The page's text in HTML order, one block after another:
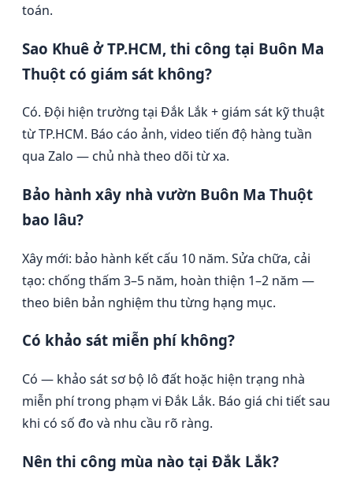
toán.
Sao Khuê ở TP.HCM, thi công tại Buôn Ma
Thuột có giám sát không?
Có. Đội hiện trường tại Đắk Lắk + giám sát kỹ thuật
từ TP.HCM. Báo cáo ảnh, video tiến độ hàng tuần
qua Zalo — chủ nhà theo dõi từ xa.
Bảo hành xây nhà vườn Buôn Ma Thuột
bao lâu?
Xây mới: bảo hành kết cấu 10 năm. Sửa chữa, cải
tạo: chống thấm 3–5 năm, hoàn thiện 1–2 năm —
theo biên bản nghiệm thu từng hạng mục.
Có khảo sát miễn phí không?
Có — khảo sát sơ bộ lô đất hoặc hiện trạng nhà
miễn phí trong phạm vi Đắk Lắk. Báo giá chi tiết sau
khi có số đo và nhu cầu rõ ràng.
Nên thi công mùa nào tại Đắk Lắk?